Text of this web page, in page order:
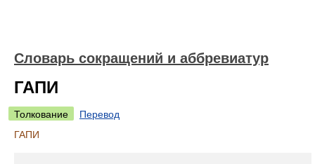
Словарь сокращений и аббревиатур
ГАПИ
Толкование
Перевод
ГАПИ